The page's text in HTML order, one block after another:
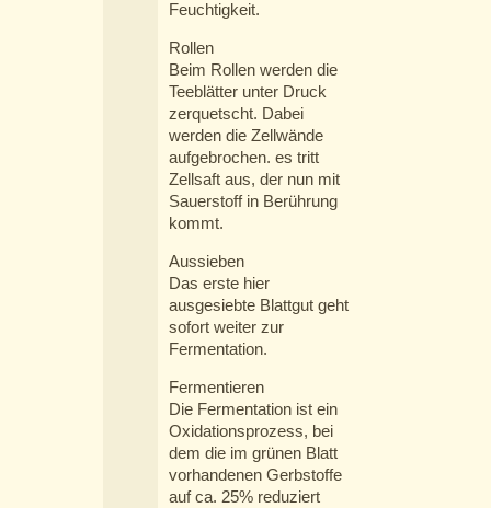
Feuchtigkeit.
Rollen
Beim Rollen werden die
Teeblätter unter Druck
zerquetscht. Dabei
werden die Zellwände
aufgebrochen. es tritt
Zellsaft aus, der nun mit
Sauerstoff in Berührung
kommt.
Aussieben
Das erste hier
ausgesiebte Blattgut geht
sofort weiter zur
Fermentation.
Fermentieren
Die Fermentation ist ein
Oxidationsprozess, bei
dem die im grünen Blatt
vorhandenen Gerbstoffe
auf ca. 25% reduziert